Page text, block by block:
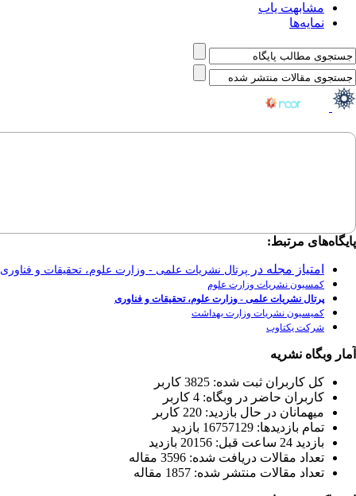
مشابهت یاب
نمایه‌ها
پایگاه‌های مرتبط:
امتیاز مجله در پرتال نشریات علمی - وزارت علوم، تحقیقات و فناوری
کمسیون نشریات وزارت علوم
پرتال نشریات علمی - وزارت علوم، تحقیقات و فناوری
کمیسیون نشریات وزارت بهداشت
شرکت یکتاوب
آمار وبگاه نشریه
كل کاربران ثبت شده: 3825 کاربر
کاربران حاضر در وبگاه: 4 کاربر
ميهمانان در حال بازديد: 220 کاربر
تمام بازديد‌ها: 16757129 بازدید
بازديد 24 ساعت قبل: 20156 بازدید
تعداد مقالات دریافت شده: 3596 مقاله
تعداد مقالات منتشر شده: 1857 مقاله